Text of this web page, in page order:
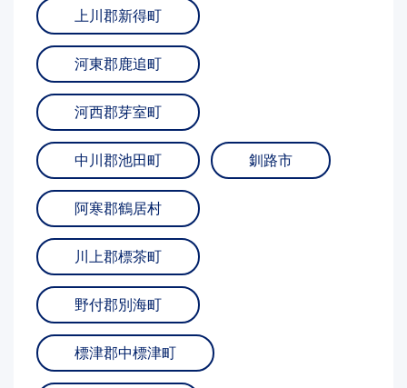
上川郡新得町
河東郡鹿追町
河西郡芽室町
中川郡池田町 釧路市
阿寒郡鶴居村
川上郡標茶町
野付郡別海町
標津郡中標津町